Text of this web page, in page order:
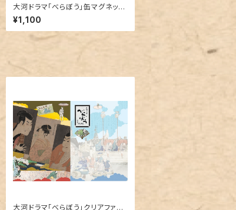
大河ドラマ「べらぼう」缶マグネット
3個セット
¥1,100
大河ドラマ「べらぼう」クリアファイ